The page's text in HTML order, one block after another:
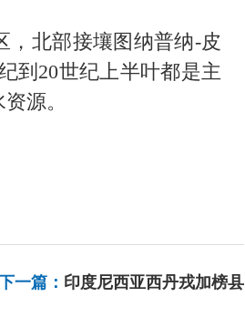
，北部接壤图纳普纳-皮
到20世纪上半叶都是主
源。
一篇： 印度尼西亚西丹戎加榜县